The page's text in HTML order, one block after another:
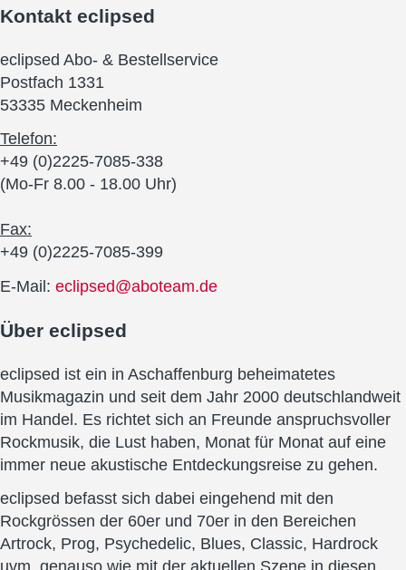
Kontakt eclipsed
eclipsed Abo- & Bestellservice
Postfach 1331
53335 Meckenheim
Telefon:
+49 (0)2225-7085-338
(Mo-Fr 8.00 - 18.00 Uhr)
Fax:
+49 (0)2225-7085-399
E-Mail: eclipsed@aboteam.de
Über eclipsed
eclipsed ist ein in Aschaffenburg beheimatetes
Musikmagazin und seit dem Jahr 2000 deutschlandweit
im Handel. Es richtet sich an Freunde anspruchsvoller
Rockmusik, die Lust haben, Monat für Monat auf eine
immer neue akustische Entdeckungsreise zu gehen.
eclipsed befasst sich dabei eingehend mit den
Rockgrössen der 60er und 70er in den Bereichen
Artrock, Prog, Psychedelic, Blues, Classic, Hardrock